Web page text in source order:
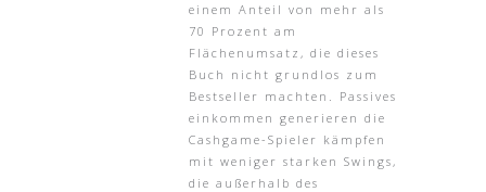
einem Anteil von mehr als
70 Prozent am
Flächenumsatz, die dieses
Buch nicht grundlos zum
Bestseller machten. Passives
einkommen generieren die
Cashgame-Spieler kämpfen
mit weniger starken Swings,
die außerhalb des